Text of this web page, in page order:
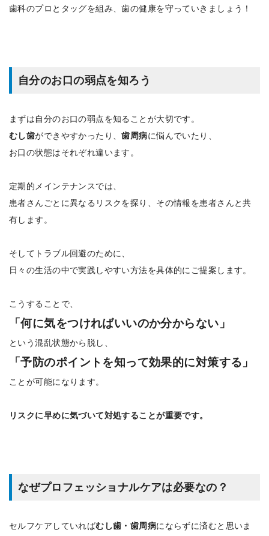
歯科のプロとタッグを組み、歯の健康を守っていきましょう！
自分のお口の弱点を知ろう
まずは自分のお口の弱点を知ることが大切です。
むし歯ができやすかったり、歯周病に悩んでいたり、
お口の状態はそれぞれ違います。
定期的メインテナンスでは、
患者さんごとに異なるリスクを探り、その情報を患者さんと共
有します。
そしてトラブル回避のために、
日々の生活の中で実践しやすい方法を具体的にご提案します。
こうすることで、
「何に気をつければいいのか分からない」
という混乱状態から脱し、
「予防のポイントを知って効果的に対策する」
ことが可能になります。
リスクに早めに気づいて対処することが重要です。
なぜプロフェッショナルケアは必要なの？
セルフケアしていればむし歯・歯周病にならずに済むと思いま